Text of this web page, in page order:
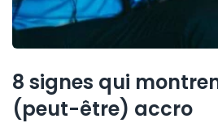
8 signes qui
(peut-être) accro